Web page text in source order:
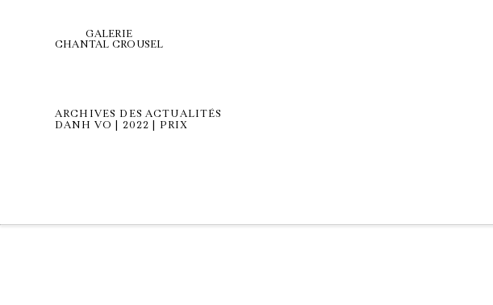
GALERIE
CHANTAL CROUSEL
ARCHIVES DES ACTUALITÉS
DANH VO | 2022 | PRIX